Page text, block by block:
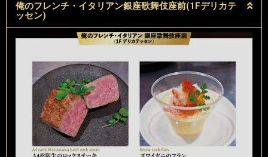
俺のフレンチ・イタリアン銀座歌舞伎座前(1Fデリカテ
ッセン)